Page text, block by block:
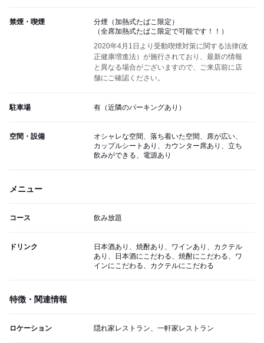
禁煙・喫煙
分煙（加熱式たばこ限定）
（全席加熱式たばこ限定で可能です！！）
2020年4月1日より受動喫煙対策に関する法律(改
正健康増進法）が施行されており、最新の情報
と異なる場合がございますので、ご来店前に店
舗にご確認ください。
駐車場 有（近隣のパーキングあり）
空間・設備
オシャレな空間、落ち着いた空間、席が広い、
カップルシートあり、カウンター席あり、立ち
飲みができる、電源あり
メニュー
コース 飲み放題
ドリンク
日本酒あり、焼酎あり、ワインあり、カクテル
あり、日本酒にこだわる、焼酎にこだわる、ワ
インにこだわる、カクテルにこだわる
特徴・関連情報
ロケーション 隠れ家レストラン、一軒家レストラン